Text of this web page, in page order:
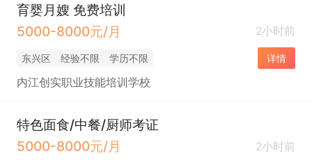
育婴月嫂 免费培训
5000-8000元/月
2小时前
东兴区 经验不限 学历不限 详情
内江创实职业技能培训学校
特色面食/中餐/厨师考证
5000-8000元/月
2小时前